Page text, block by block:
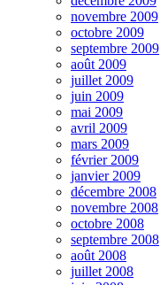
novembre 2009
octobre 2009
septembre 2009
août 2009
juillet 2009
juin 2009
mai 2009
avril 2009
mars 2009
février 2009
janvier 2009
décembre 2008
novembre 2008
octobre 2008
septembre 2008
août 2008
juillet 2008